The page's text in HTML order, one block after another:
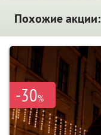
Похожие акции:
-30%